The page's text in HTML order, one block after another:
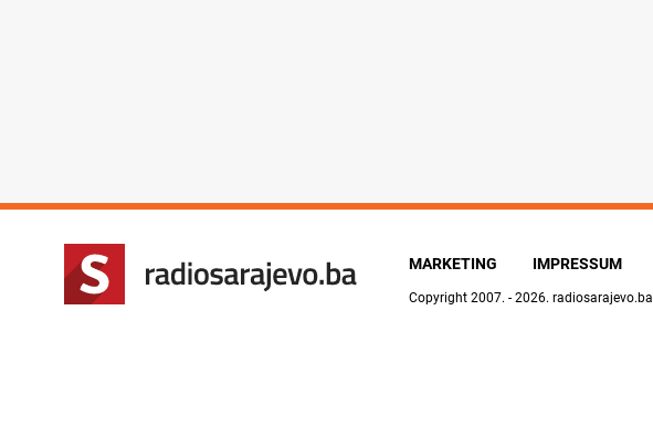
MARKETING IMPRESSUM
Copyright 2007. - 2026. radiosarajevo.ba